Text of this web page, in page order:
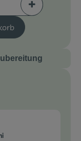
4 Portionen
Portionen